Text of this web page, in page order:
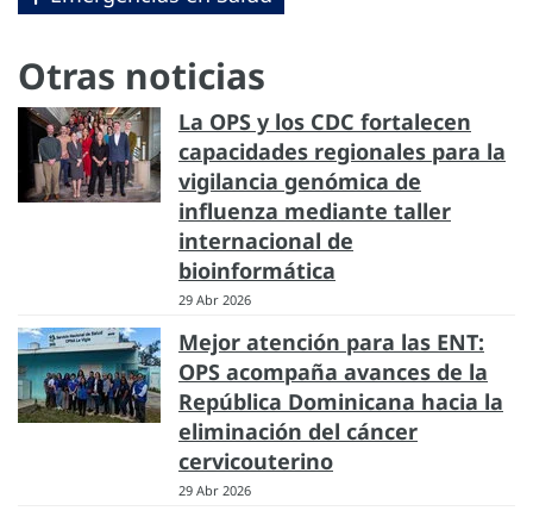
Otras noticias
La OPS y los CDC fortalecen
capacidades regionales para la
vigilancia genómica de
influenza mediante taller
internacional de
bioinformática
29 Abr 2026
Mejor atención para las ENT:
OPS acompaña avances de la
República Dominicana hacia la
eliminación del cáncer
cervicouterino
29 Abr 2026